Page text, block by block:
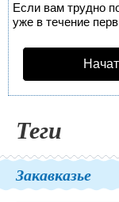
Если вам трудно
уже в течение
Теги
Закавказье